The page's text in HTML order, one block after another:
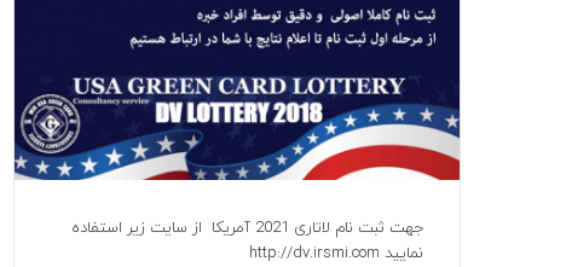
جهت ثبت نام لاتاری 2021 آمریکا از سایت زیر استفاده
نمایید http://dv.irsmi.com